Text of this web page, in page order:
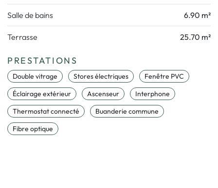
Salle de bains 6.90 m²
Terrasse 25.70 m²
PRESTATIONS
Double vitrage Stores électriques
Fenêtre PVC
Éclairage extérieur
Ascenseur
Interphone
Thermostat connecté
Buanderie commune
Fibre optique